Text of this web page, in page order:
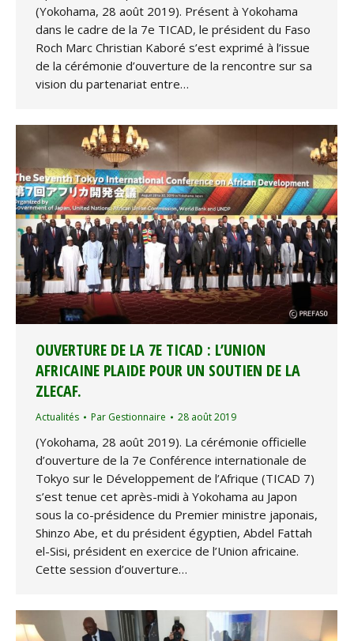
(Yokohama, 28 août 2019). Présent à Yokohama
dans le cadre de la 7e TICAD, le président du Faso
Roch Marc Christian Kaboré s’est exprimé à l’issue
de la cérémonie d’ouverture de la rencontre sur sa
vision du partenariat entre…
OUVERTURE DE LA 7E TICAD : L’UNION
AFRICAINE PLAIDE POUR UN SOUTIEN DE LA
ZLECAF.
Actualités Par Gestionnaire 28 août 2019
(Yokohama, 28 août 2019). La cérémonie officielle
d’ouverture de la 7e Conférence internationale de
Tokyo sur le Développement de l’Afrique (TICAD 7)
s’est tenue cet après-midi à Yokohama au Japon
sous la co-présidence du Premier ministre japonais,
Shinzo Abe, et du président égyptien, Abdel Fattah
el-Sisi, président en exercice de l’Union africaine.
Cette session d’ouverture…